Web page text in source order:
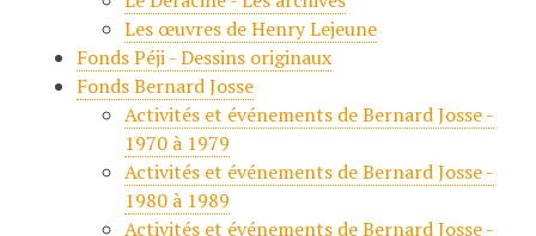
Les œuvres de Henry Lejeune
Fonds Péji - Dessins originaux
Fonds Bernard Josse
Activités et événements de Bernard Josse -
1970 à 1979
Activités et événements de Bernard Josse -
1980 à 1989
Activités et événements de Bernard Josse -